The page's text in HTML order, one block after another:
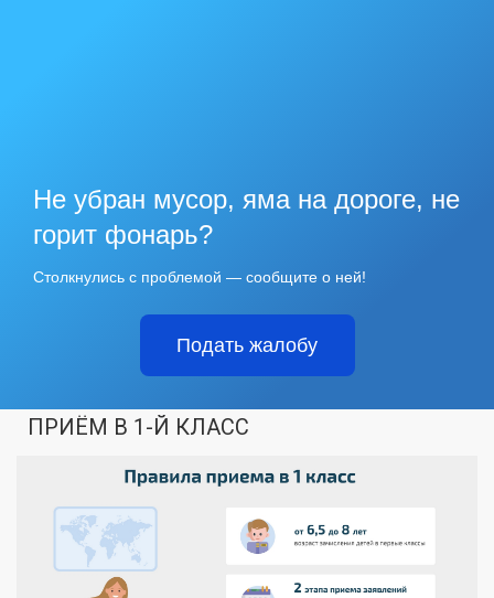
Не убран мусор, яма на дороге, не
горит фонарь?
Столкнулись с проблемой — сообщите о ней!
Подать жалобу
ПРИЁМ В 1-Й КЛАСС